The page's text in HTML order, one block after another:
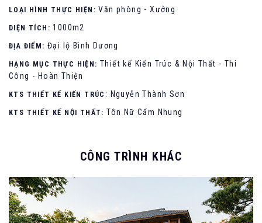
LOẠI HÌNH THỰC HIỆN: Văn phòng - Xưởng
DIỆN TÍCH:1000m2
ĐỊA ĐIỂM: Đại lộ Bình Dương
HẠNG MỤC THỰC HIỆN: Thiết kế Kiến Trúc & Nội Thất - Thi
Công - Hoàn Thiện
KTS THIẾT KẾ KIẾN TRÚC : Nguyễn Thành Sơn
KTS THIẾT KẾ NỘI THẤT: Tôn Nữ Cẩm Nhung
CÔNG TRÌNH KHÁC